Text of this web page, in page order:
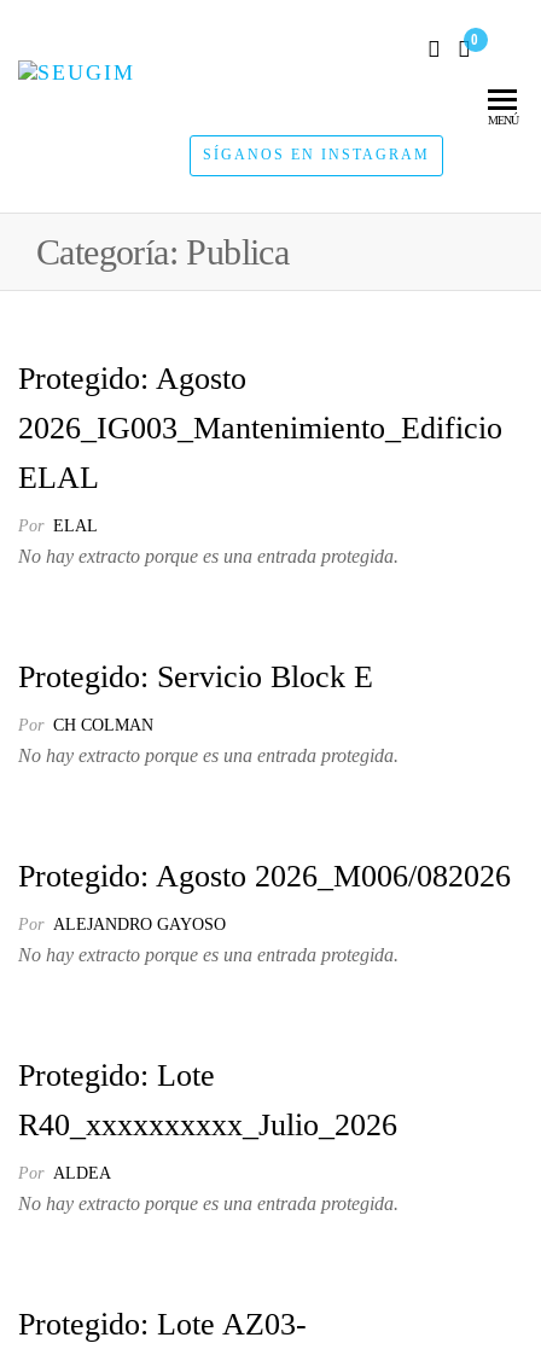
0
SÍGANOS EN INSTAGRAM
MENÚ
Categoría: Publica
Protegido: Agosto
2026_IG003_Mantenimiento_Edificio
ELAL
Por ELAL
No hay extracto porque es una entrada protegida.
Protegido: Servicio Block E
Por CH COLMAN
No hay extracto porque es una entrada protegida.
Protegido: Agosto 2026_M006/082026
Por ALEJANDRO GAYOSO
No hay extracto porque es una entrada protegida.
Protegido: Lote
R40_xxxxxxxxxx_Julio_2026
Por ALDEA
No hay extracto porque es una entrada protegida.
Protegido: Lote AZ03-